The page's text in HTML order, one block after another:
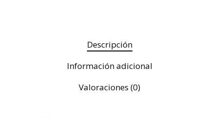
Descripción
Información adicional
Valoraciones (0)